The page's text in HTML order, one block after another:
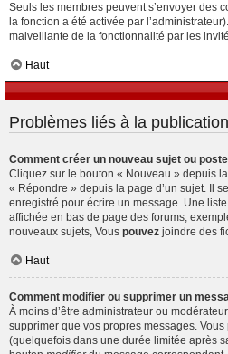
Seuls les membres peuvent s’envoyer des
la fonction a été activée par
malveillante de la fonctionnalité par les
Haut
Problèmes liés à la
Comment créer un nouveau sujet ou
Cliquez sur le bouton « Nouveau » depuis
« Répondre » depuis la page d’un sujet. Il
enregistré pour écrire un message. Une
affichée en bas de page des forums,
nouveaux sujets, Vous pouvez joindre des
Haut
Comment modifier ou supprimer un
À moins d’être administrateur ou
supprimer que vos propres messages.
(quelquefois dans une durée limitée après